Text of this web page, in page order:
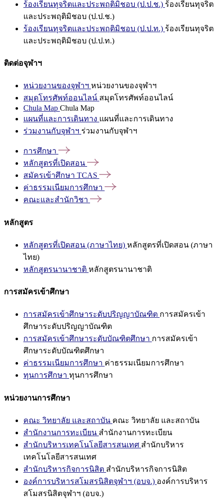
ร้องเรียนทุจริตและประพฤติมิชอบ (ป.ป.ช.) ร้องเรียนทุจริต
และประพฤติมิชอบ (ป.ป.ช.)
ร้องเรียนทุจริตและประพฤติมิชอบ (ป.ป.ท.) ร้องเรียนทุจริต
และประพฤติมิชอบ (ป.ป.ท.)
ติดต่อจุฬาฯ
หน่วยงานของจุฬาฯ หน่วยงานของจุฬาฯ
สมุดโทรศัพท์ออนไลน์ สมุดโทรศัพท์ออนไลน์
Chula Map Chula Map
แผนที่และการเดินทาง แผนที่และการเดินทาง
ร่วมงานกับจุฬาฯ ร่วมงานกับจุฬาฯ
การศึกษา
หลักสูตรที่เปิดสอน
สมัครเข้าศึกษา TCAS
ค่าธรรมเนียมการศึกษา
คณะและสำนักวิชา
หลักสูตร
หลักสูตรที่เปิดสอน (ภาษาไทย) หลักสูตรที่เปิดสอน (ภาษา
ไทย)
หลักสูตรนานาชาติ หลักสูตรนานาชาติ
การสมัครเข้าศึกษา
การสมัครเข้าศึกษาระดับปริญญาบัณฑิต การสมัครเข้า
ศึกษาระดับปริญญาบัณฑิต
การสมัครเข้าศึกษาระดับบัณฑิตศึกษา การสมัครเข้า
ศึกษาระดับบัณฑิตศึกษา
ค่าธรรมเนียมการศึกษา ค่าธรรมเนียมการศึกษา
ทุนการศึกษา ทุนการศึกษา
หน่วยงานการศึกษา
คณะ วิทยาลัย และสถาบัน คณะ วิทยาลัย และสถาบัน
สำนักงานการทะเบียน สำนักงานการทะเบียน
สำนักบริหารเทคโนโลยีสารสนเทศ สำนักบริหาร
เทคโนโลยีสารสนเทศ
สำนักบริหารกิจการนิสิต สำนักบริหารกิจการนิสิต
องค์การบริหารสโมสรนิสิตจุฬาฯ (อบจ.) องค์การบริหาร
สโมสรนิสิตจุฬาฯ (อบจ.)